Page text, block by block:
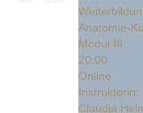
Anatomie-
Modul III
20:00
Online
Instruktorin:
Claudia